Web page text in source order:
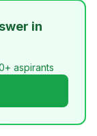
in
aspirants